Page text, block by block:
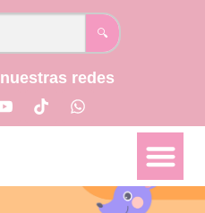
🔍
redes